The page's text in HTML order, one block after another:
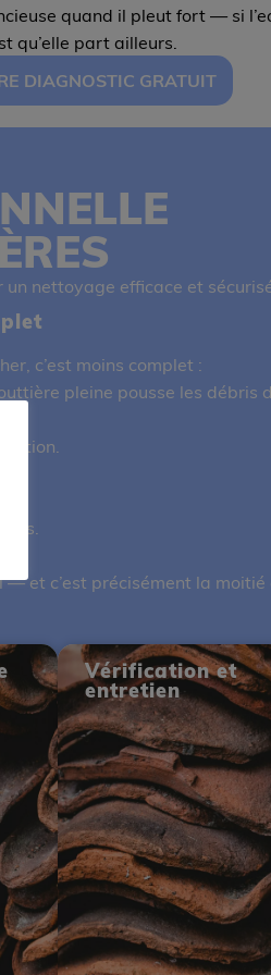
quand il pleut fort— si
qu’elle part ailleurs.
DIAGNOSTIC GRATUIT
nettoyage efficace et
c’est moins complet :
pleine pousse les débris
et c’est précisément la moitié
Vérification et
entretien